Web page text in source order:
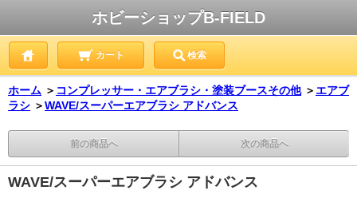
ホビーショップB-FIELD
カート 検索
ホーム ＞ コンプレッサー・エアブラシ・塗装ブースその他 ＞ エアブ
ラシ ＞WAVE/スーパーエアブラシ アドバンス
前の商品へ 次の商品へ
WAVE/スーパーエアブラシ アドバンス